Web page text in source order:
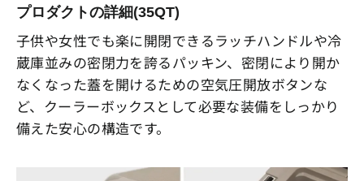
プロダクトの詳細(35QT)
子供や女性でも楽に開閉できるラッチハンドルや冷
蔵庫並みの密閉力を誇るパッキン、密閉により開か
なくなった蓋を開けるための空気圧開放ボタンな
ど、クーラーボックスとして必要な装備をしっかり
備えた安心の構造です。